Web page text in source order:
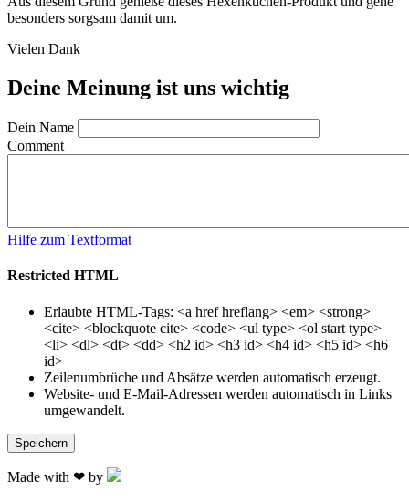
besonders sorgsam damit um.
Vielen Dank
Deine Meinung ist uns wichtig
Dein Name
Comment
Hilfe zum Textformat
Restricted HTML
Erlaubte HTML-Tags: <a href hreflang> <em> <strong>
<cite> <blockquote cite> <code> <ul type> <ol start type>
<li> <dl> <dt> <dd> <h2 id> <h3 id> <h4 id> <h5 id> <h6
id>
Zeilenumbrüche und Absätze werden automatisch erzeugt.
Website- und E-Mail-Adressen werden automatisch in Links
umgewandelt.
Made with ❤ by